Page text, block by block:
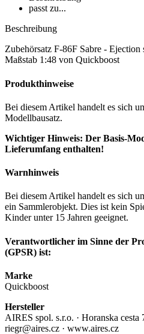
passt zu...
Beschreibung
Zubehörsatz F-86F Sabre -
Maßstab 1:48 von Quickboost
Produkthinweise
Bei diesem Artikel handelt es sich
Modellbausatz.
Wichtiger Hinweis: Der Basis-
Lieferumfang enthalten!
Warnhinweis
Bei diesem Artikel handelt es sich
ein Sammlerobjekt. Dies ist kein
Kinder unter 15 Jahren geeignet.
Verantwortlicher im Sinne der
(GPSR) ist:
Marke
Quickboost
Hersteller
AIRES spol. s.r.o. · Horanska cesta
riegr@aires.cz · www.aires.cz